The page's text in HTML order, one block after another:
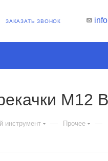
ЗАКАЗАТЬ ЗВОНОК
M12
инструмент — Прочее —